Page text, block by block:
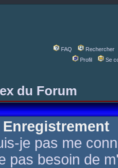
FAQ
Rechercher
Profil
Se
du Forum
je pas me
pas besoin de